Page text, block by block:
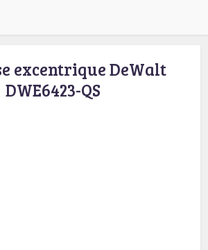
excentrique DeWalt
DWE6423-QS